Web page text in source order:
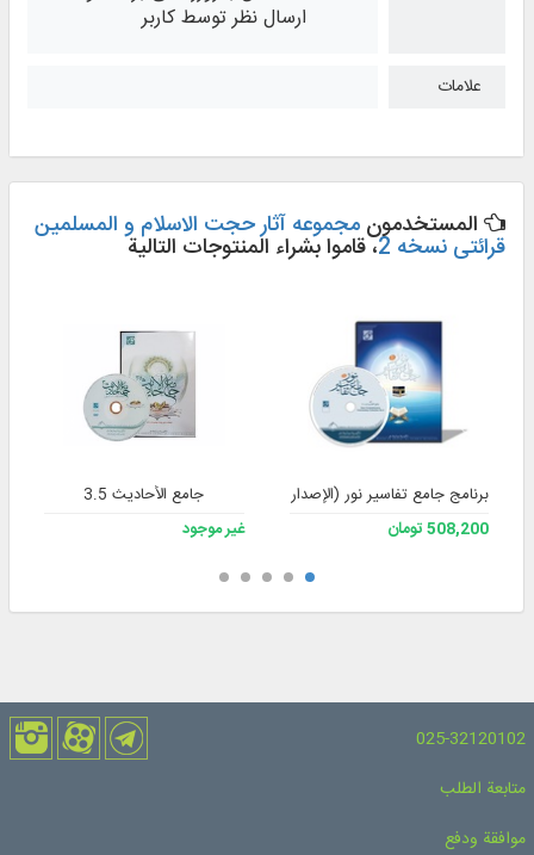
ارسال نظر توسط کاربر
علامات
المستخدمون مجموعه آثار حجت الاسلام و المسلمین
قرائتی نسخه 2 ، قاموا بشراء المنتوجات التالية
برنامج جامع تفاسير نور (الإصدار 4)
508,200 تومان
جامع الأحاديث 3.5
غير موجود
025-32120102
متابعة الطلب
موافقة ودفع